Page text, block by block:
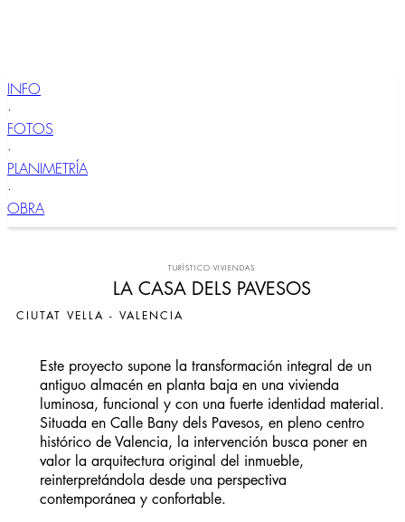
INFO
·
FOTOS
·
PLANIMETRÍA
·
OBRA
TURÍSTICO ·VIVIENDAS
LA CASA DELS PAVESOS
CIUTAT VELLA - VALENCIA
Este proyecto supone la transformación integral de un
antiguo almacén en planta baja en una vivienda
luminosa, funcional y con una fuerte identidad material.
Situada en Calle Bany dels Pavesos, en pleno centro
histórico de Valencia, la intervención busca poner en
valor la arquitectura original del inmueble,
reinterpretándola desde una perspectiva
contemporánea y confortable.